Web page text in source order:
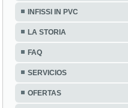
INFISSI IN PVC
LA STORIA
FAQ
SERVICIOS
OFERTAS